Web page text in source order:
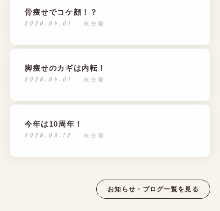
骨痩せでコケ顔！？
2026.04.01 未分類
脚痩せのカギは内転！
2026.04.01 未分類
今年は10周年！
2026.03.13 未分類
お知らせ・ブログ一覧を見る